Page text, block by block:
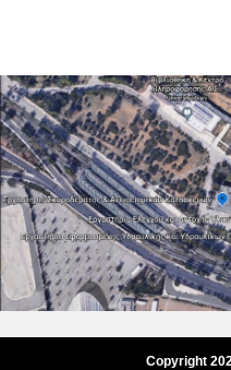
Copyright